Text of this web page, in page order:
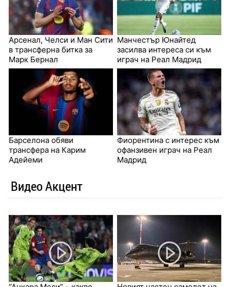
Арсенал, Челси и Ман Сити
в трансферна битка за
Марк Бернал
Манчестър Юнайтед
засилва интереса си към
играч на Реал Мадрид
Барселона обяви
трансфера на Карим
Адейеми
Фиорентина с интерес към
офанзивен играч на Реал
Мадрид
Видео Акцент